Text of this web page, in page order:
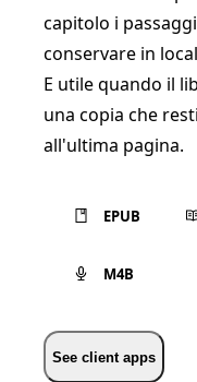
capitolo i
conservare in
E utile quando il
una copia che
all'ultima pagina.
EPUB
M4B
See client apps